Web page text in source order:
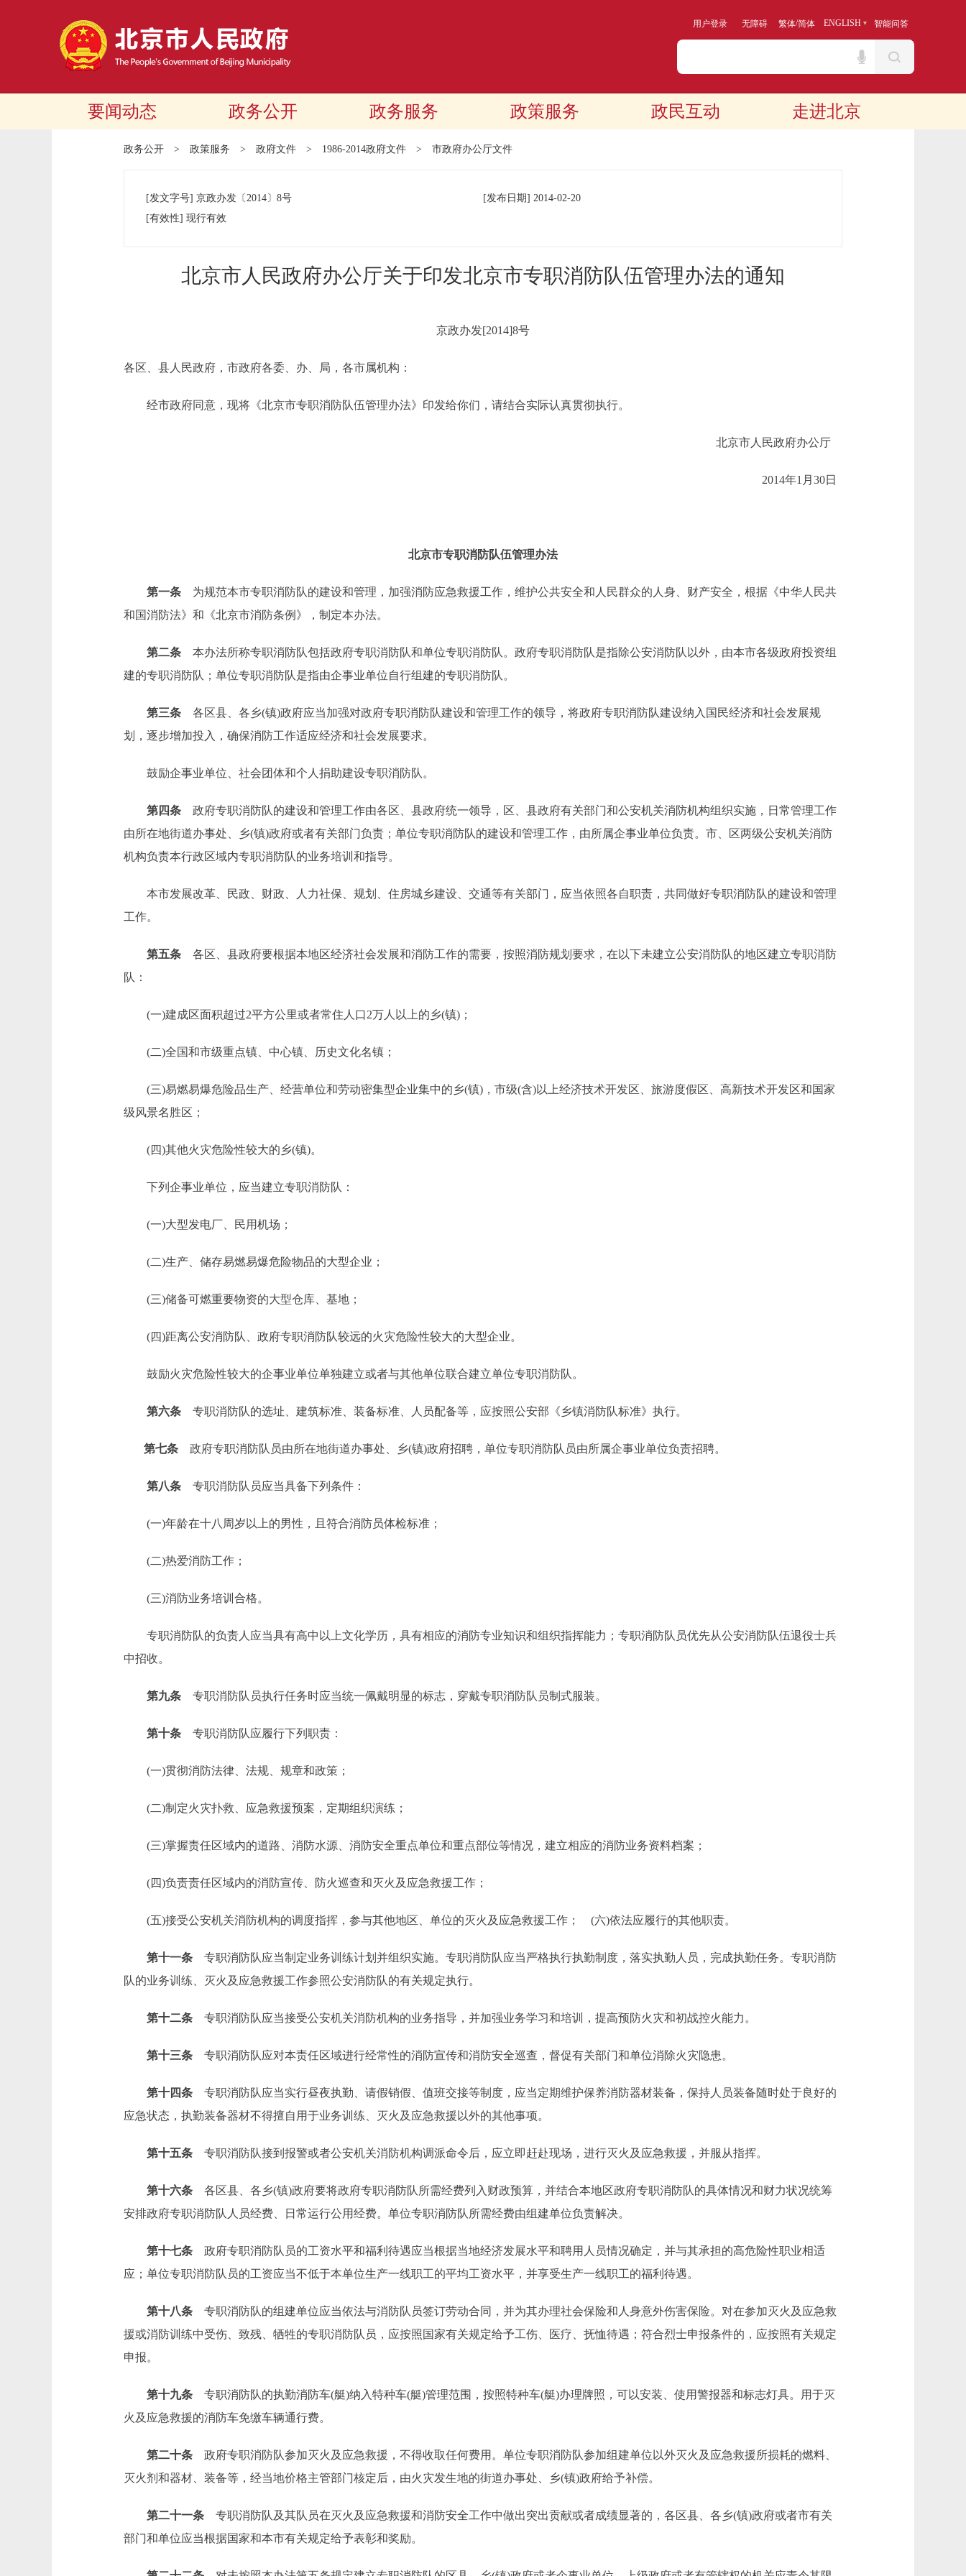
用户登录 无障碍 繁体/简体 ENGLISH 智能问答
要闻动态 政务公开 政务服务 政策服务 政民互动 走进北京
政务公开 > 政策服务 > 政府文件 > 1986-2014政府文件 > 市政府办公厅文件
[发文字号] 京政办发 〔2014〕 8号 [发布日期] 2014-02-20
[有效性] 现行有效
北京市人民政府办公厅关于印发北京市专职消防队伍管理办法的通知
京政办发[2014]8号
各区、县人民政府，市政府各委、办、局，各市属机构：
经市政府同意，现将《北京市专职消防队伍管理办法》印发给你们，请结合实际认真贯彻执行。
北京市人民政府办公厅
2014年1月30日
北京市专职消防队伍管理办法
第一条 为规范本市专职消防队的建设和管理，加强消防应急救援工作，维护公共安全和人民群众的人身、财产安全，根据《中华人民共
和国消防法》和《北京市消防条例》，制定本办法。
第二条 本办法所称专职消防队包括政府专职消防队和单位专职消防队。政府专职消防队是指除公安消防队以外，由本市各级政府投资组
建的专职消防队；单位专职消防队是指由企事业单位自行组建的专职消防队。
第三条 各区县、各乡(镇)政府应当加强对政府专职消防队建设和管理工作的领导，将政府专职消防队建设纳入国民经济和社会发展规
划，逐步增加投入，确保消防工作适应经济和社会发展要求。
鼓励企事业单位、社会团体和个人捐助建设专职消防队。
第四条 政府专职消防队的建设和管理工作由各区、县政府统一领导，区、县政府有关部门和公安机关消防机构组织实施，日常管理工作
由所在地街道办事处、乡(镇)政府或者有关部门负责；单位专职消防队的建设和管理工作，由所属企事业单位负责。市、区两级公安机关消防
机构负责本行政区域内专职消防队的业务培训和指导。
本市发展改革、民政、财政、人力社保、规划、住房城乡建设、交通等有关部门，应当依照各自职责，共同做好专职消防队的建设和管理
工作。
第五条 各区、县政府要根据本地区经济社会发展和消防工作的需要，按照消防规划要求，在以下未建立公安消防队的地区建立专职消防
队：
(一)建成区面积超过2平方公里或者常住人口2万人以上的乡(镇)；
(二)全国和市级重点镇、中心镇、历史文化名镇；
(三)易燃易爆危险品生产、经营单位和劳动密集型企业集中的乡(镇)，市级(含)以上经济技术开发区、旅游度假区、高新技术开发区和国家
级风景名胜区；
(四)其他火灾危险性较大的乡(镇)。
下列企事业单位，应当建立专职消防队：
(一)大型发电厂、民用机场；
(二)生产、储存易燃易爆危险物品的大型企业；
(三)储备可燃重要物资的大型仓库、基地；
(四)距离公安消防队、政府专职消防队较远的火灾危险性较大的大型企业。
鼓励火灾危险性较大的企事业单位单独建立或者与其他单位联合建立单位专职消防队。
第六条 专职消防队的选址、建筑标准、装备标准、人员配备等，应按照公安部《乡镇消防队标准》执行。
第七条 政府专职消防队员由所在地街道办事处、乡(镇)政府招聘，单位专职消防队员由所属企事业单位负责招聘。
第八条 专职消防队员应当具备下列条件：
(一)年龄在十八周岁以上的男性，且符合消防员体检标准；
(二)热爱消防工作；
(三)消防业务培训合格。
专职消防队的负责人应当具有高中以上文化学历，具有相应的消防专业知识和组织指挥能力；专职消防队员优先从公安消防队伍退役士兵
中招收。
第九条 专职消防队员执行任务时应当统一佩戴明显的标志，穿戴专职消防队员制式服装。
第十条 专职消防队应履行下列职责：
(一)贯彻消防法律、法规、规章和政策；
(二)制定火灾扑救、应急救援预案，定期组织演练；
(三)掌握责任区域内的道路、消防水源、消防安全重点单位和重点部位等情况，建立相应的消防业务资料档案；
(四)负责责任区域内的消防宣传、防火巡查和灭火及应急救援工作；
(五)接受公安机关消防机构的调度指挥，参与其他地区、单位的灭火及应急救援工作； (六)依法应履行的其他职责。
第十一条 专职消防队应当制定业务训练计划并组织实施。专职消防队应当严格执行执勤制度，落实执勤人员，完成执勤任务。专职消防
队的业务训练、灭火及应急救援工作参照公安消防队的有关规定执行。
第十二条 专职消防队应当接受公安机关消防机构的业务指导，并加强业务学习和培训，提高预防火灾和初战控火能力。
第十三条 专职消防队应对本责任区域进行经常性的消防宣传和消防安全巡查，督促有关部门和单位消除火灾隐患。
第十四条 专职消防队应当实行昼夜执勤、请假销假、值班交接等制度，应当定期维护保养消防器材装备，保持人员装备随时处于良好的
应急状态，执勤装备器材不得擅自用于业务训练、灭火及应急救援以外的其他事项。
第十五条 专职消防队接到报警或者公安机关消防机构调派命令后，应立即赶赴现场，进行灭火及应急救援，并服从指挥。
第十六条 各区县、各乡(镇)政府要将政府专职消防队所需经费列入财政预算，并结合本地区政府专职消防队的具体情况和财力状况统筹
安排政府专职消防队人员经费、日常运行公用经费。单位专职消防队所需经费由组建单位负责解决。
第十七条 政府专职消防队员的工资水平和福利待遇应当根据当地经济发展水平和聘用人员情况确定，并与其承担的高危险性职业相适
应；单位专职消防队员的工资应当不低于本单位生产一线职工的平均工资水平，并享受生产一线职工的福利待遇。
第十八条 专职消防队的组建单位应当依法与消防队员签订劳动合同，并为其办理社会保险和人身意外伤害保险。对在参加灭火及应急救
援或消防训练中受伤、致残、牺牲的专职消防队员，应按照国家有关规定给予工伤、医疗、抚恤待遇；符合烈士申报条件的，应按照有关规定
申报。
第十九条 专职消防队的执勤消防车(艇)纳入特种车(艇)管理范围，按照特种车(艇)办理牌照，可以安装、使用警报器和标志灯具。用于灭
火及应急救援的消防车免缴车辆通行费。
第二十条 政府专职消防队参加灭火及应急救援，不得收取任何费用。单位专职消防队参加组建单位以外灭火及应急救援所损耗的燃料、
灭火剂和器材、装备等，经当地价格主管部门核定后，由火灾发生地的街道办事处、乡(镇)政府给予补偿。
第二十一条 专职消防队及其队员在灭火及应急救援和消防安全工作中做出突出贡献或者成绩显著的，各区县、各乡(镇)政府或者市有关
部门和单位应当根据国家和本市有关规定给予表彰和奖励。